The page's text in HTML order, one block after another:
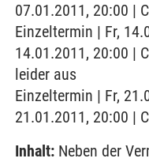
07.01.2011, 20:00 |
Einzeltermin | Fr,
14.01.2011, 20:00 |
leider aus
Einzeltermin | Fr,
21.01.2011, 20:00 |
Inhalt: Neben der